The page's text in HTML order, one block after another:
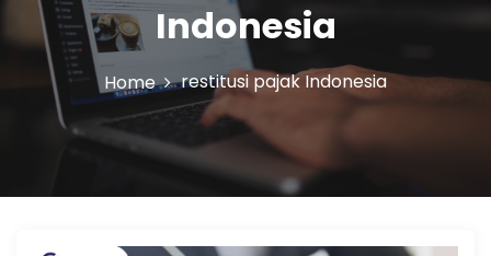
Indonesia
Home restitusi pajak Indonesia